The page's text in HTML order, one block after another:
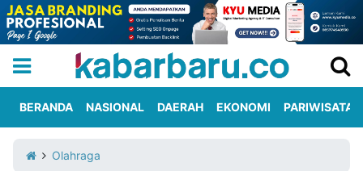
Iklan
Berita
Kami
BERANDA NASIONAL DAERAH EKONOMI PARIWISATA
Olahraga